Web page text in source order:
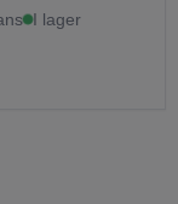
I lager